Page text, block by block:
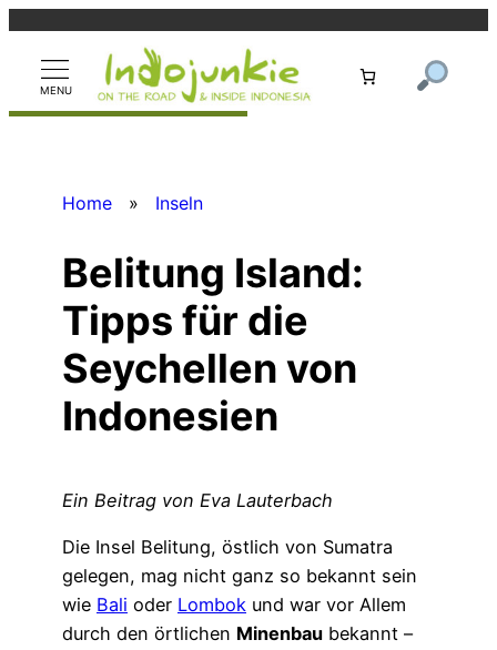
springen
Home » Inseln
Belitung Island:
Tipps für die
Seychellen von
Indonesien
Ein Beitrag von Eva Lauterbach
Die Insel Belitung, östlich von Sumatra
gelegen, mag nicht ganz so bekannt sein
wie Bali oder Lombok und war vor Allem
durch den örtlichen Minenbau bekannt –